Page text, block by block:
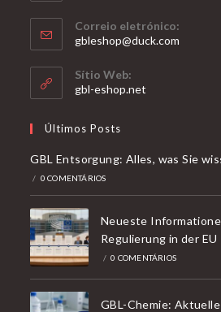
Correio eletrónico:
gbleshop@duck.com
Sítio Web:
gbl-eshop.net
Últimos Posts
GBL Entsorgung: Alles, was Sie
/ 0 COMENTÁRIOS
Neueste
Regulierung in der EU
/ 0 COMENTÁRIOS
GBL-Chemie: